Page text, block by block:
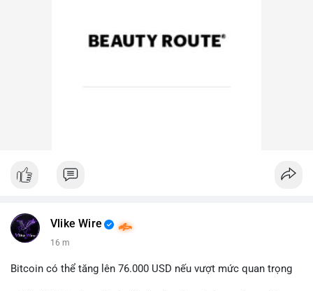
Vlike Wire
16 m
Bitcoin có thể tăng lên 76.000 USD nếu vượt mức quan trọng